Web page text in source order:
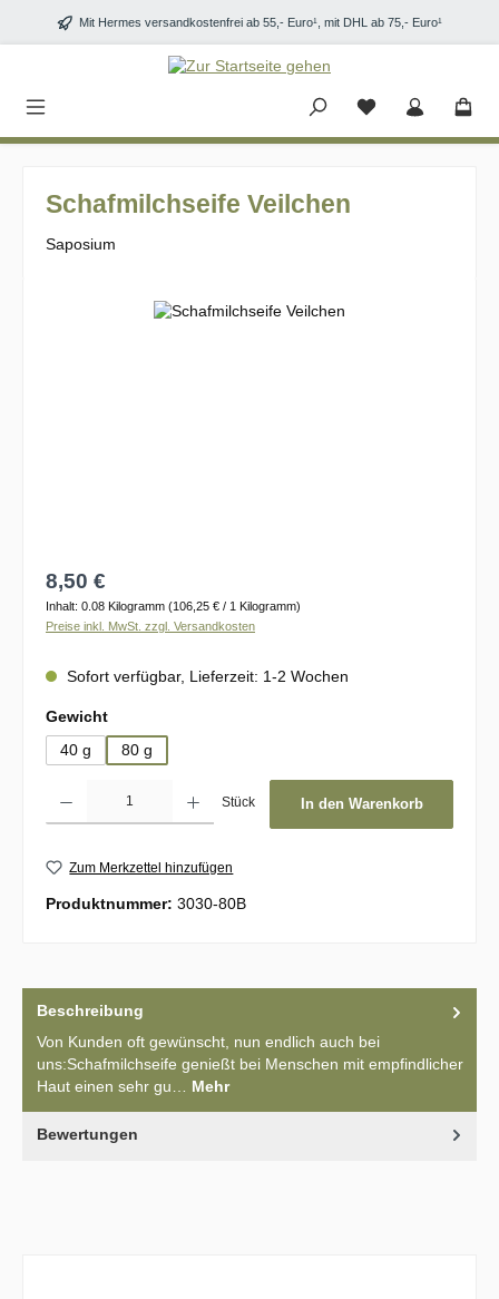
Zum Hauptinhalt springen
Mit Hermes versandkostenfrei ab 55,- Euro¹, mit DHL ab 75,- Euro¹
Schafmilchseife Veilchen
Saposium
Bildergalerie überspringen
Regulärer Preis:
8,50 €
Inhalt: 0.08 Kilogramm (106,25 € / 1 Kilogramm)
Preise inkl. MwSt. zzgl. Versandkosten
Sofort verfügbar, Lieferzeit: 1-2 Wochen
Gewichtauswählen
40 g 80 g
Stück In den Warenkorb
Zum Merkzettel hinzufügen
Produktnummer: 3030-80B
Beschreibung
Von Kunden oft gewünscht, nun endlich auch bei
uns:Schafmilchseife genießt bei Menschen mit empfindlicher
Haut einen sehr gu… Mehr
Bewertungen